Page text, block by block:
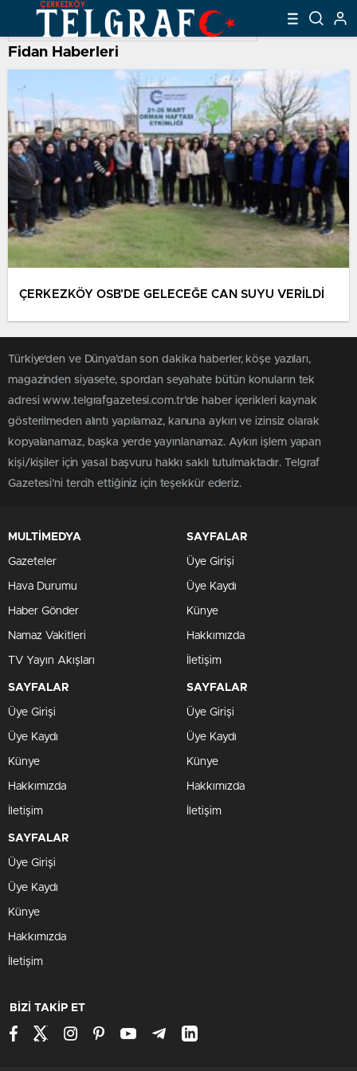
Fidan Haberleri
ÇERKEZKÖY OSB’DE GELECEĞE CAN SUYU VERİLDİ
Türkiye'den ve Dünya’dan son dakika haberler, köşe yazıları,
magazinden siyasete, spordan seyahate bütün konuların tek
adresi www.telgrafgazetesi.com.tr’de haber içerikleri kaynak
gösterilmeden alıntı yapılamaz, kanuna aykırı ve izinsiz olarak
kopyalanamaz, başka yerde yayınlanamaz. Aykırı işlem yapan
kişi/kişiler için yasal başvuru hakkı saklı tutulmaktadır. Telgraf
Gazetesi’ni tercih ettiğiniz için teşekkür ederiz.
MULTİMEDYA
Gazeteler
Hava Durumu
Haber Gönder
Namaz Vakitleri
TV Yayın Akışları
SAYFALAR
Üye Girişi
Üye Kaydı
Künye
Hakkımızda
İletişim
SAYFALAR
Üye Girişi
Üye Kaydı
Künye
Hakkımızda
İletişim
SAYFALAR
Üye Girişi
Üye Kaydı
Künye
Hakkımızda
İletişim
SAYFALAR
Üye Girişi
Üye Kaydı
Künye
Hakkımızda
İletişim
BİZİ TAKİP ET